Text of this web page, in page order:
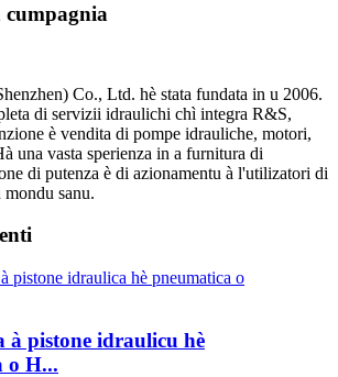
Co., Ltd. hè stata fundata in u 2006.
di servizii idraulichi chì integra R&S,
è vendita di pompe idrauliche, motori,
una vasta sperienza in a furnitura di
di putenza è di azionamentu à l'utilizatori di
sanu.
à pistone idraulicu hè
o H...